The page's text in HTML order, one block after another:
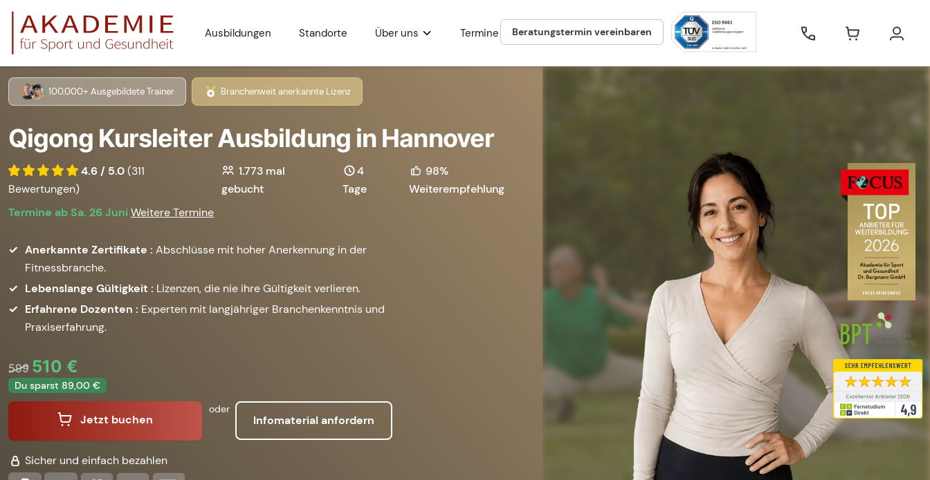
Ausbildungen Standorte Über uns Termine Beratungstermin vereinbaren
100.000+ Ausgebildete Trainer Branchenweit anerkannte Lizenz
Qigong Kursleiter Ausbildung in Hannover
4.6 / 5.0(311
Bewertungen)
1.773 mal
gebucht
4
Tage
98%
Weiterempfehlung
Termine ab Sa. 26 Juni Weitere Termine
Anerkannte Zertifikate : Abschlüsse mit hoher Anerkennung in der
Fitnessbranche.
Lebenslange Gültigkeit : Lizenzen, die nie ihre Gültigkeit verlieren.
Erfahrene Dozenten : Experten mit langjähriger Branchenkenntnis und
Praxiserfahrung.
599 510 €
Du sparst 89,00 €
Jetzt buchen
oder
Infomaterial anfordern
Sicher und einfach bezahlen